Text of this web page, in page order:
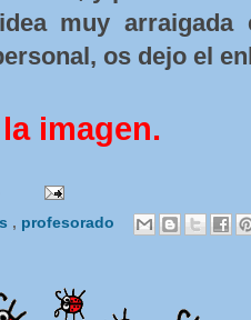
muy
os dejo el
imagen.
, profesorado